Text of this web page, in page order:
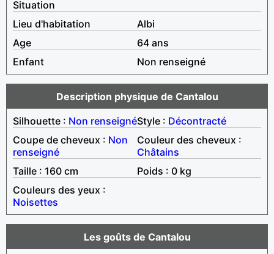
Situation
Lieu d'habitation
Albi
Age
64 ans
Enfant
Non renseigné
Description physique de Cantalou
Silhouette : Non renseignéStyle : Décontracté
Coupe de cheveux : Non
renseigné
Couleur des cheveux :
Châtains
Taille : 160 cm
Poids : 0 kg
Couleurs des yeux :
Noisettes
Les goûts de Cantalou